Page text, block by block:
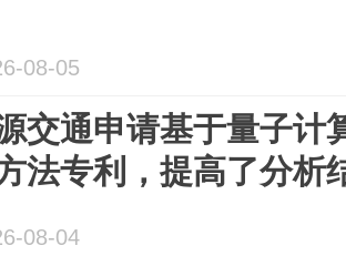
08-05
交通申请基于量子计
法专利，提高了分析
08-04